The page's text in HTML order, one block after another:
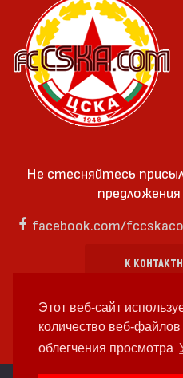
Этот веб-сайт
количество веб-
облегчения просмотра
Не стесняйтесь
facebook.com/
К